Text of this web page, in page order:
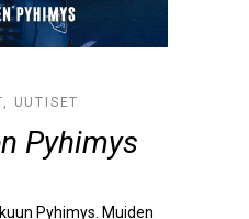
, UUTISET
Pyhimys
Pyhimys. Muiden